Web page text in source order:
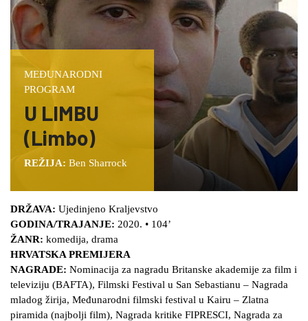
MEĐUNARODNI
PROGRAM
U LIMBU
(Limbo)
REŽIJA: Ben Sharrock
DRŽAVA: Ujedinjeno Kraljevstvo
GODINA/TRAJANJE: 2020. • 104’
ŽANR: komedija, drama
HRVATSKA PREMIJERA
NAGRADE: Nominacija za nagradu Britanske akademije za film i
televiziju (BAFTA), Filmski Festival u San Sebastianu – Nagrada
mladog žirija, Međunarodni filmski festival u Kairu – Zlatna
piramida (najbolji film), Nagrada kritike FIPRESCI, Nagrada za